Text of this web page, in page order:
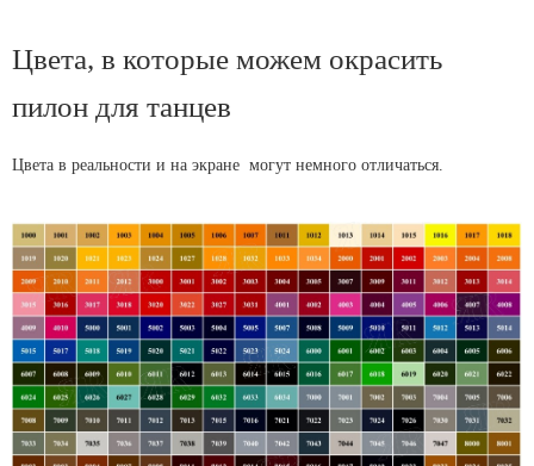
Цвета, в которые можем окрасить
пилон для танцев
Цвета в реальности и на экране могут немного отличаться.